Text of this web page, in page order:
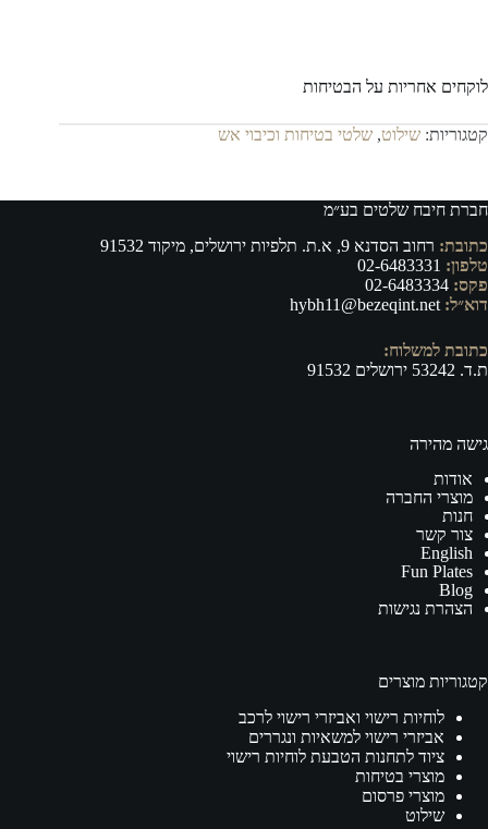
לוקחים אחריות על הבטיחות
קטגוריות: שילוט, שלטי בטיחות וכיבוי אש
חברת חיבח שלטים בע״מ
כתובת: רחוב הסדנא 9, א.ת. תלפיות ירושלים, מיקוד 91532
טלפון: 02-6483331
פקס:
דוא״ל: hybh11@bezeqint.net
כתובת למשלוח:
ת.ד. 53242 ירושלים 91532
גישה מהירה
אודות
מוצרי החברה
חנות
צור קשר
English
Fun Plates
Blog
הצהרת נגישות
קטגוריות מוצרים
לוחיות רישוי ואביזרי רישוי לרכב
אביזרי רישוי למשאיות ונגררים
ציוד לתחנות הטבעת לוחיות רישוי
מוצרי בטיחות
מוצרי פרסום
שילוט